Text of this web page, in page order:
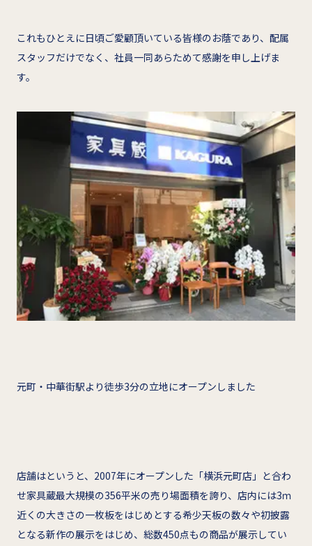
これもひとえに日頃ご愛顧頂いている皆様のお蔭であり、配属
スタッフだけでなく、社員一同あらためて感謝を申し上げま
す。
元町・中華街駅より徒歩3分の立地にオープンしました
店舗はというと、2007年にオープンした「横浜元町店」と合わ
せ家具蔵最大規模の356平米の売り場面積を誇り、店内には3ｍ
近くの大きさの一枚板をはじめとする希少天板の数々や初披露
となる新作の展示をはじめ、総数450点もの商品が展示してい